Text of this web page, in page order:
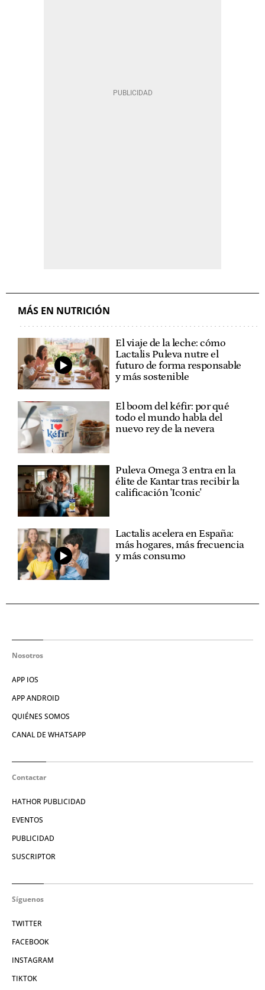
MÁS EN NUTRICIÓN
El viaje de la leche: cómo
Lactalis Puleva nutre el
futuro de forma responsable
y más sostenible
El boom del kéfir: por qué
todo el mundo habla del
nuevo rey de la nevera
Puleva Omega 3 entra en la
élite de Kantar tras recibir la
calificación 'Iconic'
Lactalis acelera en España:
más hogares, más frecuencia
y más consumo
Nosotros
APP IOS
APP ANDROID
QUIÉNES SOMOS
CANAL DE WHATSAPP
Contactar
HATHOR PUBLICIDAD
EVENTOS
PUBLICIDAD
SUSCRIPTOR
Síguenos
TWITTER
FACEBOOK
INSTAGRAM
TIKTOK